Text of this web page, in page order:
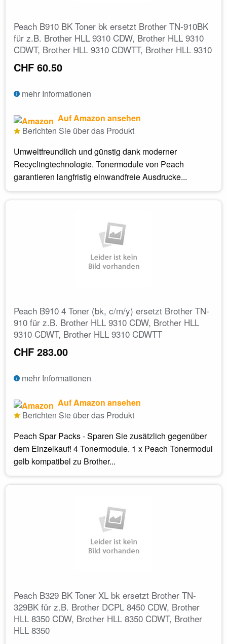
Peach B910 BK Toner bk ersetzt Brother TN-910BK
für z.B. Brother HLL 9310 CDW, Brother HLL 9310
CDWT, Brother HLL 9310 CDWTT, Brother HLL 9310
CHF 60.50
mehr Informationen
Auf Amazon ansehen
Berichten Sie über das Produkt
Umweltfreundlich und günstig dank moderner
Recyclingtechnologie. Tonermodule von Peach
garantieren langfristig einwandfreie Ausdrucke...
Peach B910 4 Toner (bk, c/m/y) ersetzt Brother TN-
910 für z.B. Brother HLL 9310 CDW, Brother HLL
9310 CDWT, Brother HLL 9310 CDWTT
CHF 283.00
mehr Informationen
Auf Amazon ansehen
Berichten Sie über das Produkt
Peach Spar Packs - Sparen Sie zusätzlich gegenüber
dem Einzelkauf! 4 Tonermodule. 1 x Peach Tonermodul
gelb kompatibel zu Brother...
Peach B329 BK Toner XL bk ersetzt Brother TN-
329BK für z.B. Brother DCPL 8450 CDW, Brother
HLL 8350 CDW, Brother HLL 8350 CDWT, Brother
HLL 8350